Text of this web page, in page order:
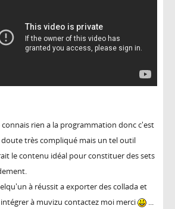
connais rien a la programmation donc c'est
doute très compliqué mais un tel outil
le contenu idéal pour constituer des sets
à réussit a exporter des collada et
intégrer à muvizu contactez moi merci
...